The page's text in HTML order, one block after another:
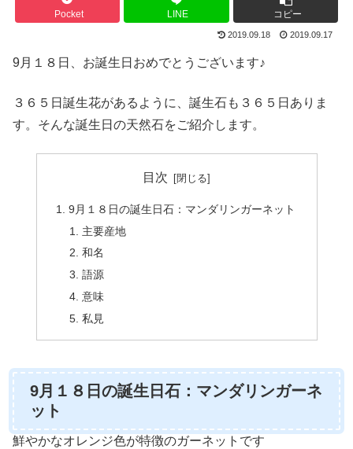
Pocket LINE コピー
2019.09.18 2019.09.17
9月１８日、お誕生日おめでとうございます♪
３６５日誕生花があるように、誕生石も３６５日ありま
す。そんな誕生日の天然石をご紹介します。
目次
9月１８日の誕生日石：マンダリンガーネット
主要産地
和名
語源
意味
私見
9月１８日の誕生日石：マンダリンガーネ
ット
鮮やかなオレンジ色が特徴のガーネットです